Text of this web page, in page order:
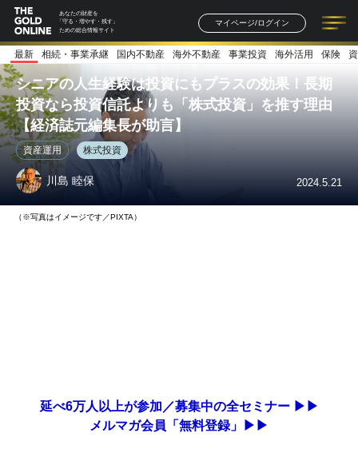
あなたの財産を
「守る・増やす・残す」
ための総合情報サイト
マイページ/ログイン
記事一覧 連載一覧
著者一覧 書籍一覧
最新 相続・事業承継 国内不動産 海外不動産 事業投資 海外活用 保険
シニアの人生経験は投資にもプラスの効果！長期
投資なら投資信託よりも「株式投資」を推す理由
【経済誌元編集長が助言】
資産運用 株式投資
川島 睦保 2024.5.21
（※写真はイメージです／PIXTA）
延べ6万人以上が参加／募集中の全セミナー ▶▶
メルマガ会員「無料登録」▶▶